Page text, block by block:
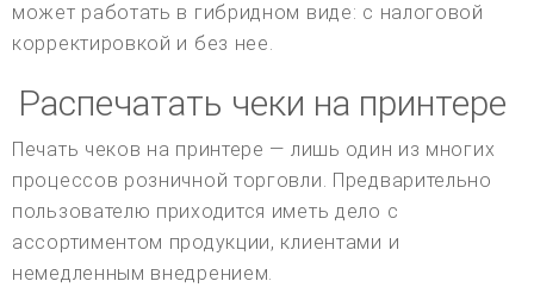
может работать в гибридном виде: с налоговой
корректировкой и без нее.
Распечатать чеки на принтере
Печать чеков на принтере — лишь один из многих
процессов розничной торговли. Предварительно
пользователю приходится иметь дело с
ассортиментом продукции, клиентами и
немедленным внедрением.